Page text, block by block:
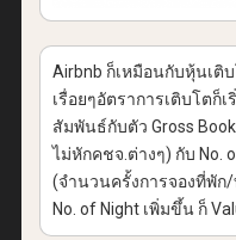
Airbnb ก็เหมือนกับหุ้นเติ
เรื่อยๆอัตราการเติบโตก็
สัมพันธ์กับตัว Gross
ไม่หักคชจ.ต่างๆ) กับ No.
(จำนวนครั้งการจองที่พัก/
No. of Night เพิ่มขึ้น ก็